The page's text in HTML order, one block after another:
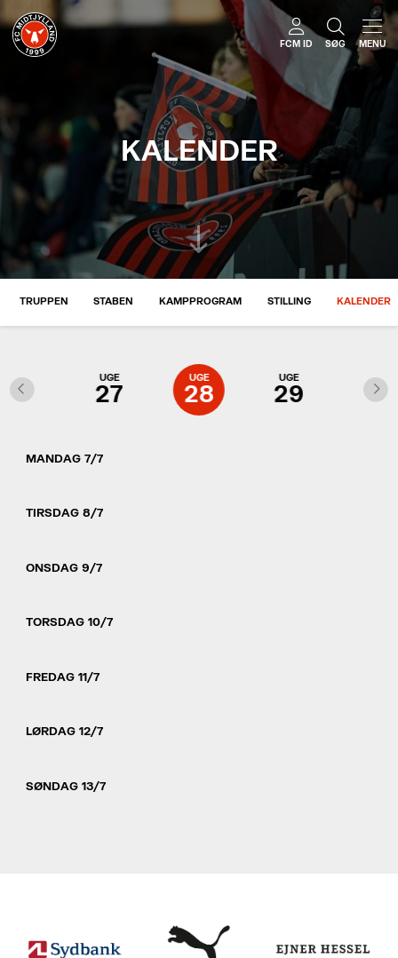
FCM ID SØG MENU
KALENDER
TRUPPEN STABEN KAMPPROGRAM STILLING KALENDER
UGE
26
UGE
27
UGE
28
UGE
29
UGE
30
MANDAG 7/7
TIRSDAG 8/7
ONSDAG 9/7
TORSDAG 10/7
FREDAG 11/7
LØRDAG 12/7
SØNDAG 13/7